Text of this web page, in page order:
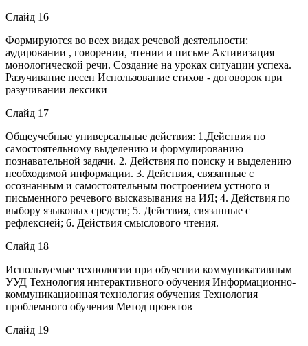
Слайд 16
Формируются во всех видах речевой деятельности:
аудировании , говорении, чтении и письме Активизация
монологической речи. Создание на уроках ситуации успеха.
Разучивание песен Использование стихов - договорок при
разучивании лексики
Слайд 17
Общеучебные универсальные действия: 1.Действия по
самостоятельному выделению и формулированию
познавательной задачи. 2. Действия по поиску и выделению
необходимой информации. 3. Действия, связанные с
осознанным и самостоятельным построением устного и
письменного речевого высказывания на ИЯ; 4. Действия по
выбору языковых средств; 5. Действия, связанные с
рефлексией; 6. Действия смыслового чтения.
Слайд 18
Используемые технологии при обучении коммуникативным
УУД Технология интерактивного обучения Информационно-
коммуникационная технология обучения Технология
проблемного обучения Метод проектов
Слайд 19